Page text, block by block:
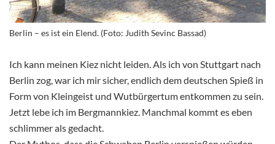
Berlin – es ist ein Elend. (Foto: Judith Sevinc Bassad)
Ich kann meinen Kiez nicht leiden. Als ich von Stuttgart nach
Berlin zog, war ich mir sicher, endlich dem deutschen Spieß in
Form von Kleingeist und Wutbürgertum entkommen zu sein.
Jetzt lebe ich im Bergmannkiez. Manchmal kommt es eben
schlimmer als gedacht.